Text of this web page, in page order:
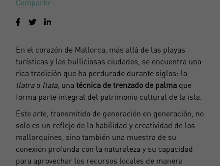
Compartir
En el corazón de Mallorca, más allá de las playas
turísticas y las bulliciosas ciudades, se encuentra una
rica tradición que ha perdurado durante siglos: la
llatrao llata, una técnica de trenzado de palma que
forma parte integral del patrimonio cultural de la isla.
Este arte, transmitido de generación en generación, no
solo es un reflejo de la habilidad y creatividad de los
mallorquines, sino también una muestra de su
conexión profunda con la naturaleza y su capacidad
para aprovechar los recursos locales de manera